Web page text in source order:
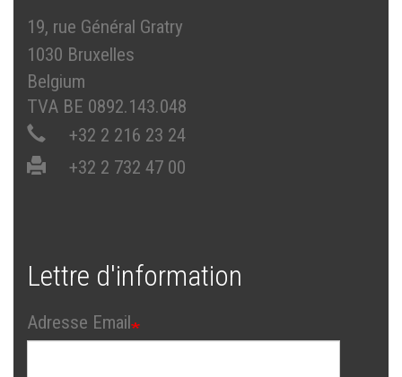
19, rue Général Gratry
1030 Bruxelles
Belgium
TVA BE 0892.143.048
+32 2 216 23 24
+32 2 732 47 00
Lettre d'information
Adresse Email